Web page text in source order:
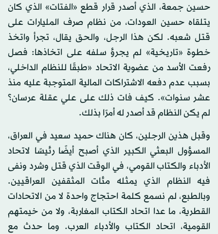
حسين جمعة، الذي أصدر قرار قطع «الفتات» الذي كان
يتلقاه حسين العودات، من نظام صرف المليارات على
قتل شعبه. لكن هذا الرجل، والحق يقال، تجرأ واتخذ
خطوة «تاريخية» لم يجرؤ سلفه على اتخاذها: فصل
رفعت الأسد من عضوية الاتحاد «طبقًا للنظام الداخلي،
بسبب عدم دفعه الاشتراكات المالية المتوجبة عليه منذ
عشر سنوات». كيف فات ذلك على علي عقلة عرسان؟
لم يكن النظام قد أصدر له أمرًا بذلك.
وقبل هذين الرجلين، كان هناك حميد سعيد في العراق،
المسؤول البعثي الكبير الذي أصبح أيضًا رئيسًا لاتحاد
الأدباء والكتاب القومي، في الوقت الذي قتل وشرد ونفى
فيه النظام الذي يمثله مئات المثقفين العراقيين.
وبالطبع، لم نسمع كلمة احتجاج واحدة لا من الاتحادات
القطرية، ما عدا اتحاد الكتاب المغاربة، ولا من خيمتهم
القومية، اتحاد الكتاب والأدباء العرب. وما حدث مع